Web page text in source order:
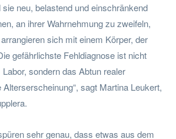
neu, belastend und einschränkend
an ihrer Wahrnehmung zu zweifeln,
sich mit einem Körper, der
gefährlichste Fehldiagnose ist nicht
sondern das Abtun realer
sagt Martina Leukert,
sehr genau, dass etwas aus dem